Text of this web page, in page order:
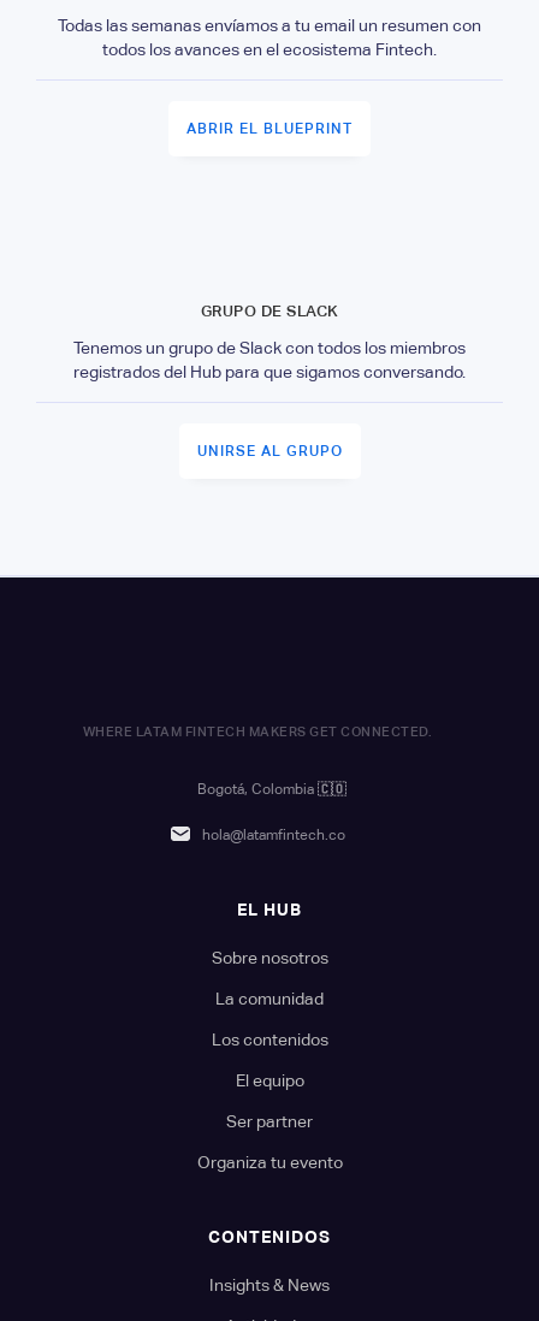
Todas las semanas envíamos a tu email un resumen con
todos los avances en el ecosistema Fintech.
ABRIR EL BLUEPRINT
GRUPO DE SLACK
Tenemos un grupo de Slack con todos los miembros
registrados del Hub para que sigamos conversando.
UNIRSE AL GRUPO
WHERE LATAM FINTECH MAKERS GET CONNECTED.
Bogotá, Colombia 🇨🇴
hola@latamfintech.co
EL HUB
Sobre nosotros
La comunidad
Los contenidos
El equipo
Ser partner
Organiza tu evento
CONTENIDOS
Insights & News